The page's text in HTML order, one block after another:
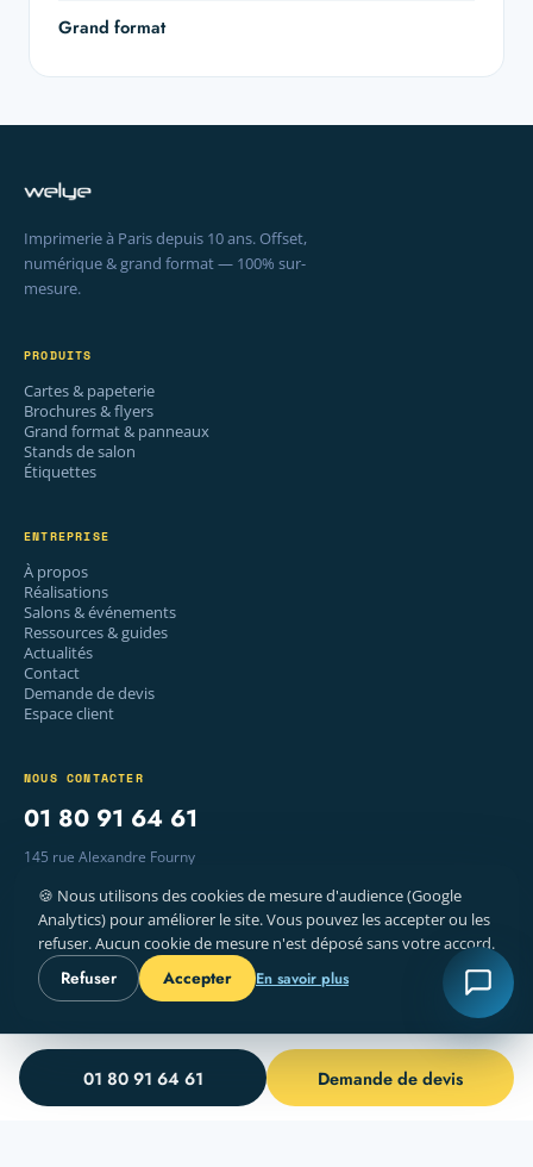
Grand format
Imprimerie à Paris depuis 10 ans. Offset,
numérique & grand format — 100% sur-
mesure.
PRODUITS
Cartes & papeterie
Brochures & flyers
Grand format & panneaux
Stands de salon
Étiquettes
ENTREPRISE
À propos
Réalisations
Salons & événements
Ressources & guides
Actualités
Contact
Demande de devis
Espace client
NOUS CONTACTER
01 80 91 64 61
145 rue Alexandre Fourny
Lun–Ven · 9 h – 18 h
© 2026 WELYE — IMPRIMERIE, PARIS
MENTIONS LÉGALES
01 80 91 64 61 Demande de devis
🍪 Nous utilisons des cookies de mesure d'audience (Google
Analytics) pour améliorer le site. Vous pouvez les accepter ou les
refuser. Aucun cookie de mesure n'est déposé sans votre accord.
Refuser Accepter En savoir plus